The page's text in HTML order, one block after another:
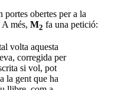
portes obertes per a la
més, M2 fa una petició:
volta aquesta
corregida per
si vol, pot
la gent que ha